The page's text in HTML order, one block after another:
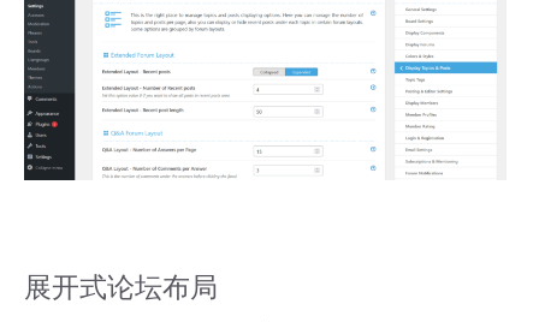
展开式论坛布局